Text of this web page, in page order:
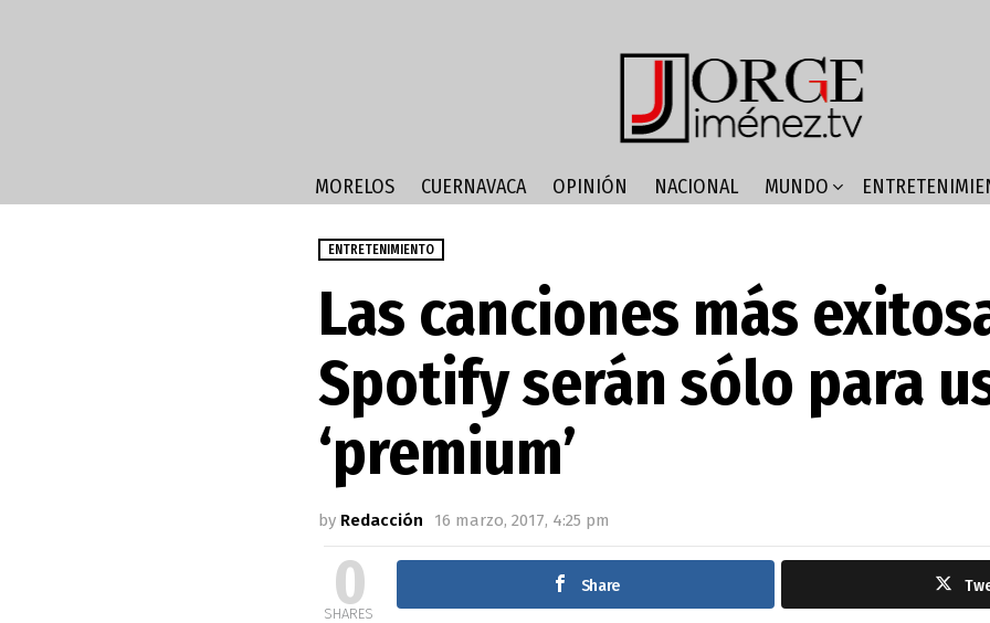
MORELOS CUERNAVACA OPINIÓN NACIONAL MUNDO
ENTRETENIMIENTO
Las canciones más
Spotify serán sólo para
‘premium’
by Redacción 16 marzo, 2017, 4:25 pm
0
SHARES
Share